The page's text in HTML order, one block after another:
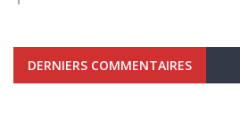
DERNIERS COMMENTAIRES